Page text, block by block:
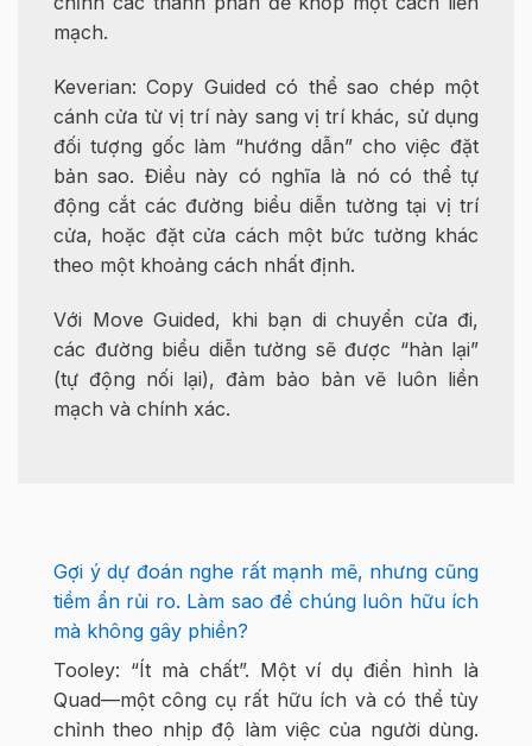
mạch.
Keverian: Copy Guided có thể sao chép một
cánh cửa từ vị trí này sang vị trí khác, sử dụng
đối tượng gốc làm “hướng dẫn” cho việc đặt
bản sao. Điều này có nghĩa là nó có thể tự
động cắt các đường biểu diễn tường tại vị trí
cửa, hoặc đặt cửa cách một bức tường khác
theo một khoảng cách nhất định.
Với Move Guided, khi bạn di chuyển cửa đi,
các đường biểu diễn tường sẽ được “hàn lại”
(tự động nối lại), đảm bảo bản vẽ luôn liền
mạch và chính xác.
Gợi ý dự đoán nghe rất mạnh mẽ, nhưng cũng
tiềm ẩn rủi ro. Làm sao để chúng luôn hữu ích
mà không gây phiền?
Tooley: “Ít mà chất”. Một ví dụ điển hình là
Quad—một công cụ rất hữu ích và có thể tùy
chỉnh theo nhịp độ làm việc của người dùng.